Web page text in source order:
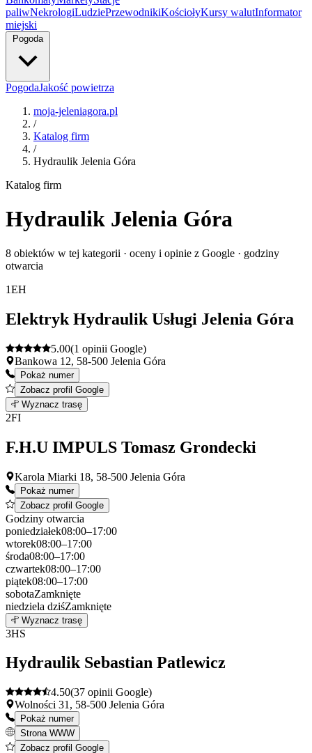
paliwNekrologiLudziePrzewodnikiKościołyKursy walutInformator
miejski
Pogoda
PogodaJakość powietrza
moja-jeleniagora.pl
/
Katalog firm
/
Hydraulik Jelenia Góra
Katalog firm
Hydraulik Jelenia Góra
8 obiektów w tej kategorii · oceny i opinie z Google · godziny
otwarcia
1EH
Elektryk Hydraulik Usługi Jelenia Góra
5.00(1 opinii Google)
Bankowa 12, 58-500 Jelenia Góra
Pokaż numer
Zobacz profil Google
+
Wyznacz trasę
2FI
F.H.U IMPULS Tomasz Grondecki
Karola Miarki 18, 58-500 Jelenia Góra
Pokaż numer
Zobacz profil Google
Godziny otwarcia
poniedziałek08:00–17:00
wtorek08:00–17:00
środa08:00–17:00
czwartek08:00–17:00
piątek08:00–17:00
sobotaZamknięte
niedziela dziśZamknięte
+
Wyznacz trasę
3HS
Hydraulik Sebastian Patlewicz
4.50(37 opinii Google)
Wolności 31, 58-500 Jelenia Góra
Pokaż numer
Strona WWW
Zobacz profil Google